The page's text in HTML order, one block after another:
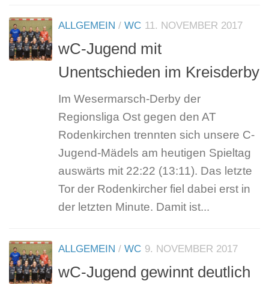
ALLGEMEIN / WC 11. NOVEMBER 2017
wC-Jugend mit
Unentschieden im Kreisderby
Im Wesermarsch-Derby der
Regionsliga Ost gegen den AT
Rodenkirchen trennten sich unsere C-
Jugend-Mädels am heutigen Spieltag
auswärts mit 22:22 (13:11). Das letzte
Tor der Rodenkircher fiel dabei erst in
der letzten Minute. Damit ist...
ALLGEMEIN / WC 9. NOVEMBER 2017
wC-Jugend gewinnt deutlich